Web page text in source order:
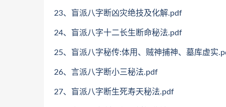
23、盲派八字断凶灾绝技及化解.pdf
24、盲派八字十二长生断命秘法.pdf
25、盲派八字秘传:体用、贼神捕神、墓库虚实
26、言派八字断小三秘法.pdf
27、盲派八字断生死寿天秘法.pdf